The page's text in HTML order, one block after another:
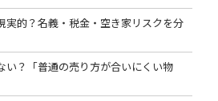
的？名義・税金・空き家リスクを分
い？「普通の売り方が合いにくい物